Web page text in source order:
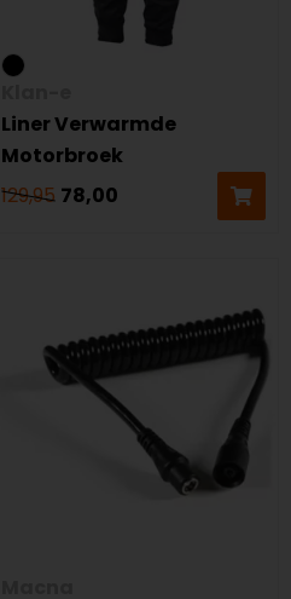
Liner Verwarmde
Motorbroek
129,95 78,00